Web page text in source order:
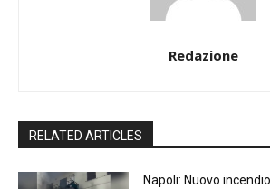
Redazione
RELATED ARTICLES
Napoli: Nuovo